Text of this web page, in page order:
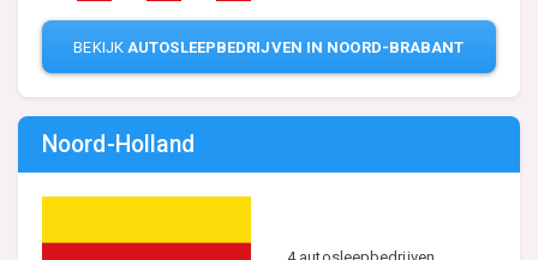
BEKIJK AUTOSLEEPBEDRIJVEN IN NOORD-BRABANT
Noord-Holland